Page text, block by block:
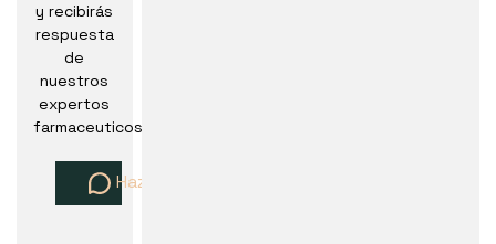
y recibirás
respuesta
de
nuestros
expertos
farmaceuticos
Haz una pregunta